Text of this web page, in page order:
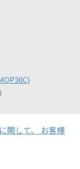
関して、 お客様